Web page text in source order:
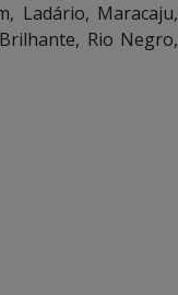
Ladário, Maracaju,
Rio Negro,